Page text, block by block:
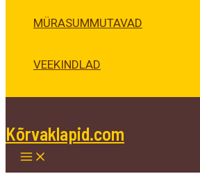
MÜRASUMMUTAVAD
VEEKINDLAD
Kõrvaklapid.com